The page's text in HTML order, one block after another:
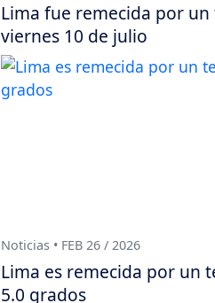
Lima fue remecida por
viernes 10 de julio
Noticias • FEB 26 / 2026
Lima es remecida por un
5.0 grados